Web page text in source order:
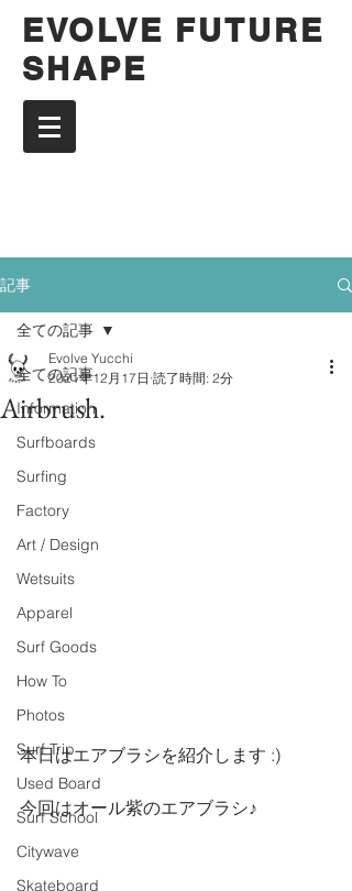
EVOLVE FUTURE
SHAPE
記事
全ての記事
Information
Surfboards
Surfing
Factory
Art / Design
Wetsuits
Apparel
Surf Goods
How To
Photos
Surf Trip
Used Board
Surf School
Citywave
Skateboard
全ての記事
Airbrush.
Evolve Yucchi
2021年12月17日 読了時間: 2分
本日はエアブラシを紹介します :)
今回はオール紫のエアブラシ♪